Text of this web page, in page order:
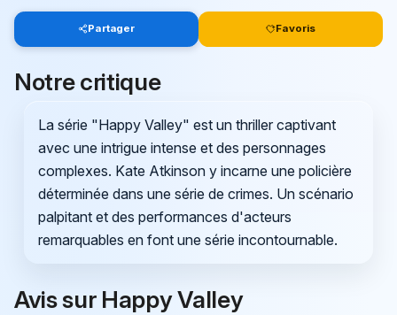
Partager Favoris
Notre critique
La série "Happy Valley" est un thriller captivant
avec une intrigue intense et des personnages
complexes. Kate Atkinson y incarne une policière
déterminée dans une série de crimes. Un scénario
palpitant et des performances d'acteurs
remarquables en font une série incontournable.
Avis sur Happy Valley